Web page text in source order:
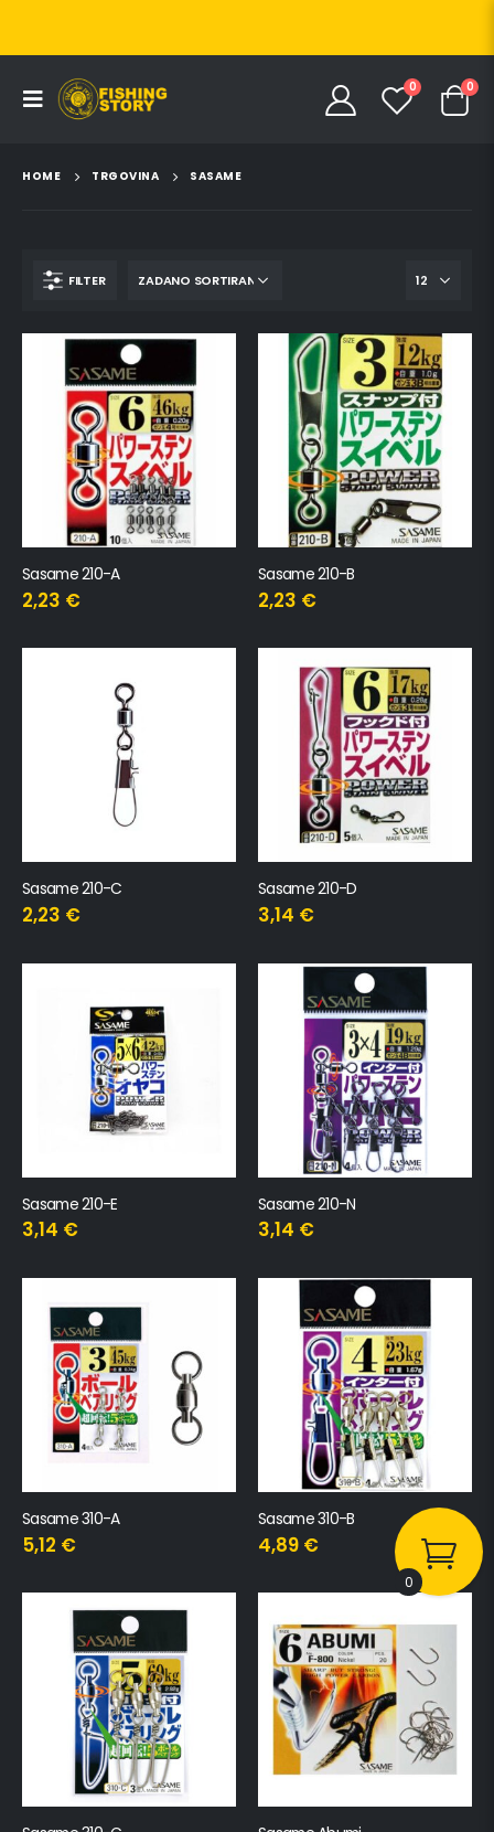
0 0
HOME TRGOVINA SASAME
FILTER
Sasame 210-A
2,23 €
Sasame 210-B
2,23 €
Sasame 210-C
2,23 €
Sasame 210-D
3,14 €
Sasame 210-E
3,14 €
Sasame 210-N
3,14 €
Sasame 310-A
5,12 €
Sasame 310-B
4,89 €
0